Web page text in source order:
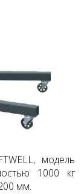
модель
1000 кг
мм.